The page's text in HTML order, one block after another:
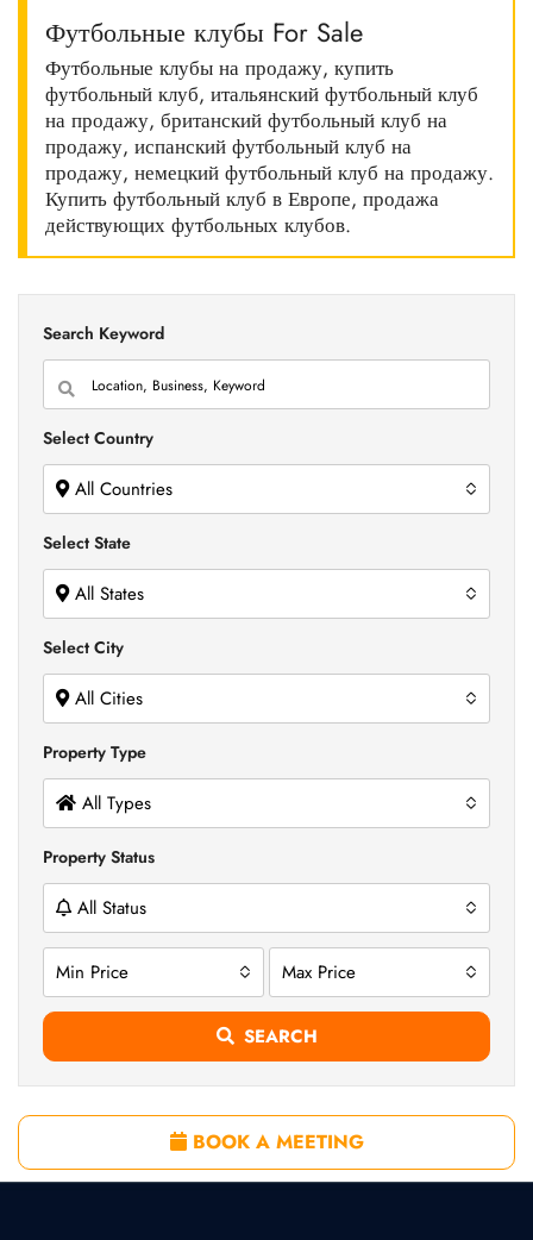
Футбольные клубы For Sale
Футбольные клубы на продажу, купить
футбольный клуб, итальянский футбольный клуб
на продажу, британский футбольный клуб на
продажу, испанский футбольный клуб на
продажу, немецкий футбольный клуб на продажу.
Купить футбольный клуб в Европе, продажа
действующих футбольных клубов.
Search Keyword
Select Country
All Countries
Select State
All States
Select City
All Cities
Property Type
All Types
Property Status
All Status
Min Price Max Price
SEARCH
BOOK A MEETING